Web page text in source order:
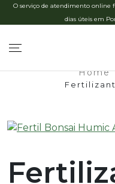
O serviço de atendimento online
dias úteis em
Home